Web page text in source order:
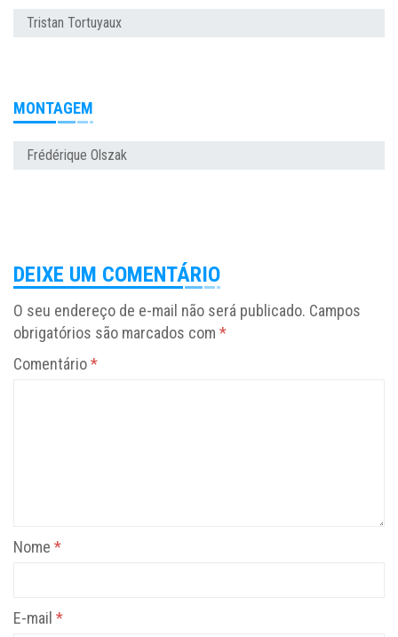
Tristan Tortuyaux
MONTAGEM
Frédérique Olszak
DEIXE UM COMENTÁRIO
O seu endereço de e-mail não será publicado. Campos
obrigatórios são marcados com *
Comentário*
Nome *
E-mail *